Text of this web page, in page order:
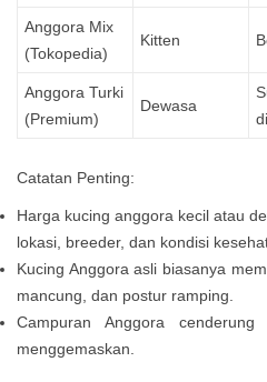
Anggora Mix
(Tokopedia)
Kitten
Anggora Turki
(Premium)
Dewasa
Catatan Penting:
Harga kucing anggora kecil atau
lokasi, breeder, dan kondisi
Kucing Anggora asli biasanya
mancung, dan postur ramping.
Campuran Anggora
menggemaskan.